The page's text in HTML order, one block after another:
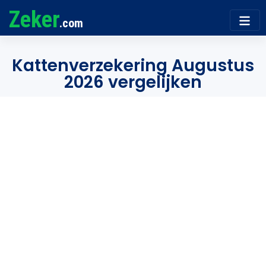
Zeker.com
Kattenverzekering Augustus
2026 vergelijken